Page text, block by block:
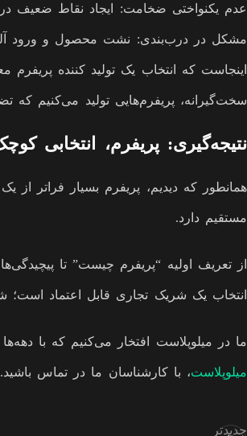
عدم یکنواختی ضخامت: ایجاد نقاط ضعیف
مشکل در درب‌بندی: نشت محصول و ورود
اینجاست که انتخاب یک تولید کننده
سخت‌گیرانه، پریفرم‌هایی تولید می‌کنیم
نتیجه‌گیری: پریفرم، انتخابی
همانطور که دیدیم، پریفرم بسیار فراتر از
مستقیم دارد.
از تعریف اولیه “پریفرم چیست” تا
انتخاب یک شریک تجاری قابل اعتماد
ما در میلوپلاست افتخار می‌کنیم که با
میلوپلاست، با کارشناسان ما در تماس
جدیدتر